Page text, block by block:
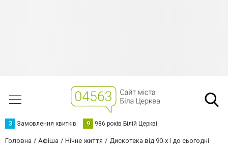
З Замовлення квитків 9 986 років Білій Церкві
Головна Афіша Нічне життя Дискотека від 90-х і до сьогодні